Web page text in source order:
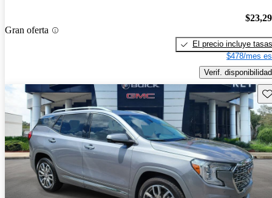
Gran oferta
El precio incluye tasas
$478/mes
Verif. disponibilidad